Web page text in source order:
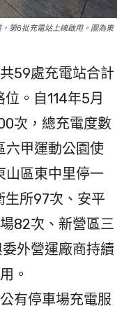
第6批充電站上線啟用。圖為東
59處充電站合計
。自114年5月
次，總充電度數
甲運動公園使
山區東中里停一
生所97次、安平
82次、新營區三
外營運廠商持續
。
有停車場充電服